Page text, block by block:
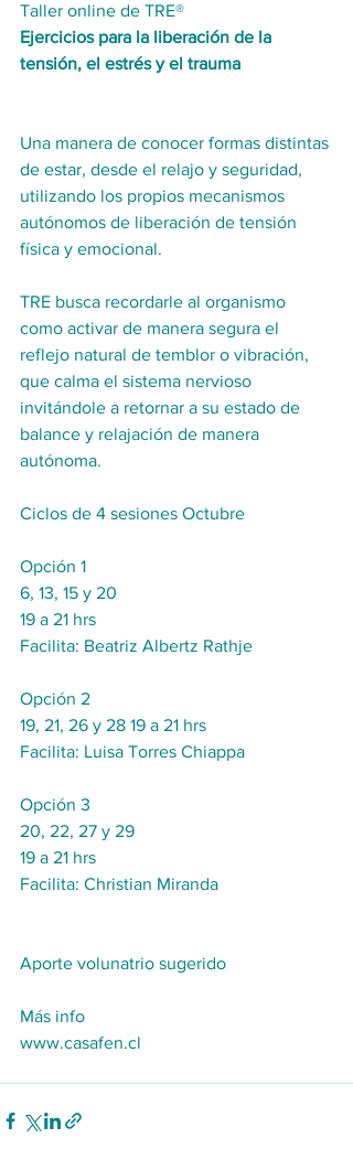
Taller online de TRE®
Ejercicios para la liberación de la
tensión, el estrés y el trauma
Una manera de conocer formas distintas
de estar, desde el relajo y seguridad,
utilizando los propios mecanismos
autónomos de liberación de tensión
física y emocional.
TRE busca recordarle al organismo
como activar de manera segura el
reflejo natural de temblor o vibración,
que calma el sistema nervioso
invitándole a retornar a su estado de
balance y relajación de manera
autónoma.
Ciclos de 4 sesiones Octubre
Opción 1
6, 13, 15 y 20
19 a 21 hrs
Facilita: Beatriz Albertz Rathje
Opción 2
19, 21, 26 y 28 19 a 21 hrs
Facilita: Luisa Torres Chiappa
Opción 3
20, 22, 27 y 29
19 a 21 hrs
Facilita: Christian Miranda
Aporte volunatrio sugerido
Más info
www.casafen.cl